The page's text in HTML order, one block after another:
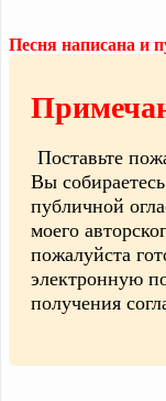
Песня написана и
Поставьте
Вы
публичной
моего
пожалуйста
электронную
получения